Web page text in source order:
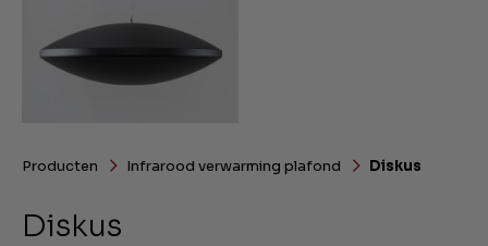
Producten Infrarood verwarming plafond Diskus
Diskus